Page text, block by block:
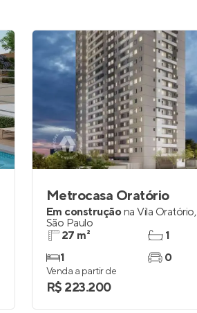
Metrocasa Oratório
Em construçãona Vila Oratório,
São Paulo
27 m²
1
1
0
Venda a partir de
R$ 223.200